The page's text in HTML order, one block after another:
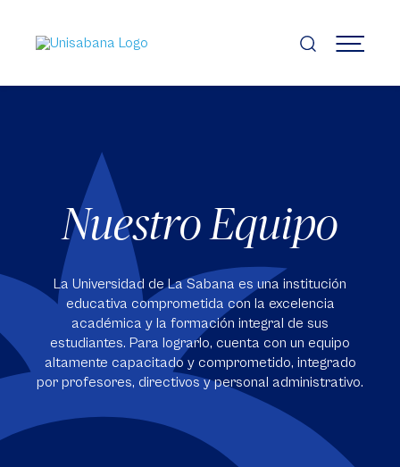
contenido
principal
MENÚ
Nuestro Equipo
La Universidad de La Sabana es una institución
educativa comprometida con la excelencia
académica y la formación integral de sus
estudiantes. Para lograrlo, cuenta con un equipo
altamente capacitado y comprometido, integrado
por profesores, directivos y personal administrativo.